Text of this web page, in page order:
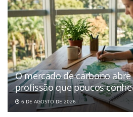
O mercado de carbono
profissão que poucos
6 DE AGOSTO DE 2026